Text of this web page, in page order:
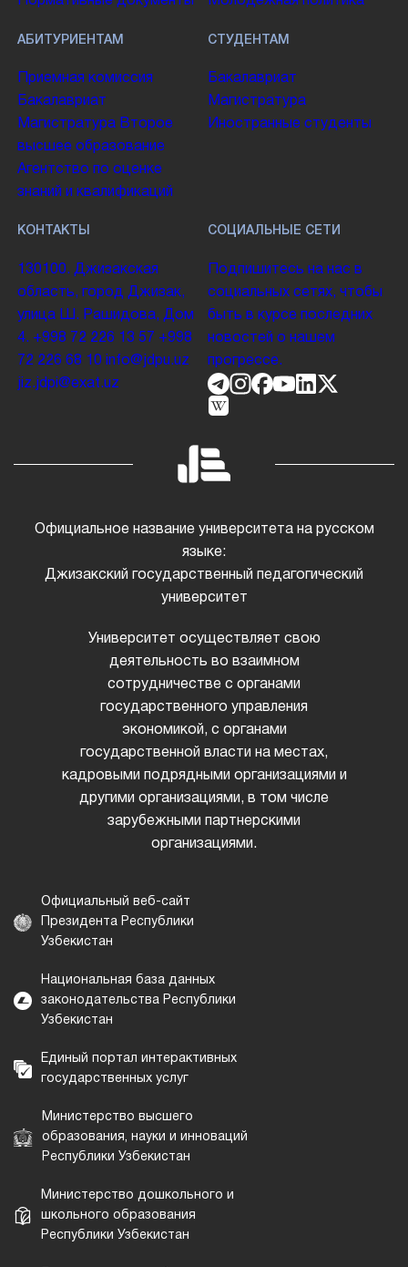
АБИТУРИЕНТАМ
Приемная комиссия
Бакалавриат
Магистратура Второе
высшее образование
Агентство по оценке
знаний и квалификаций
СТУДЕНТАМ
Бакалавриат
Магистратура
Иностранные студенты
КОНТАКТЫ
130100. Джизакская
область, город Джизак,
улица Ш. Рашидова, Дом
4. +998 72 226 13 57 +998
72 226 68 10 info@jdpu.uz
jiz.jdpi@exat.uz
СОЦИАЛЬНЫЕ СЕТИ
Подпишитесь на нас в
социальных сетях, чтобы
быть в курсе последних
новостей о нашем
прогрессе.
Официальное название университета на русском
языке:
Джизакский государственный педагогический
университет
Университет осуществляет свою
деятельность во взаимном
сотрудничестве с органами
государственного управления
экономикой, с органами
государственной власти на местах,
кадровыми подрядными организациями и
другими организациями, в том числе
зарубежными партнерскими
организациями.
Официальный веб-сайт
Президента Республики
Узбекистан
Национальная база данных
законодательства Республики
Узбекистан
Единый портал интерактивных
государственных услуг
Министерство высшего
образования, науки и инноваций
Республики Узбекистан
Министерство дошкольного и
школьного образования
Республики Узбекистан